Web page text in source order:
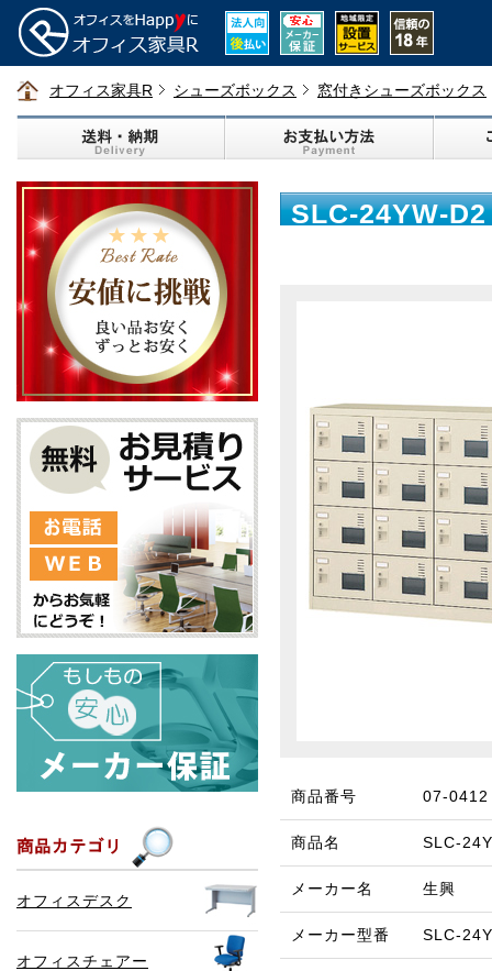
オフィス家具R シューズボックス 窓付きシューズボックス
オフィスデスク
オフィスチェアー
SLC-24YW-
商品番号 07-0412
商品名 SLC-
メーカー名 生興
メーカー型番 SLC-